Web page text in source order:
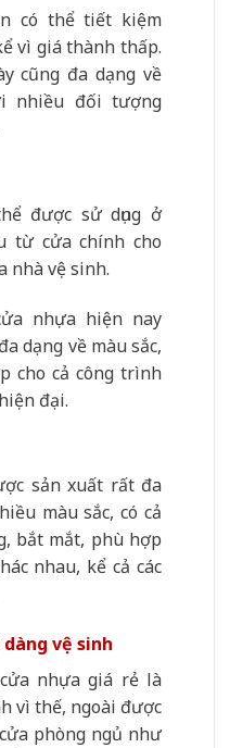
có thể tiết kiệm
vì giá thành thấp.
cũng đa dạng về
nhiều đối tượng
được sử dụng ở
từ cửa chính cho
nhà vệ sinh.
nhựa hiện nay
dạng về màu sắc,
cho cả công trình
đại.
sản xuất rất đa
màu sắc, có cả
bắt mắt, phù hợp
nhau, kể cả các
vệ sinh
nhựa giá rẻ là
vì thế, ngoài được
phòng ngủ như